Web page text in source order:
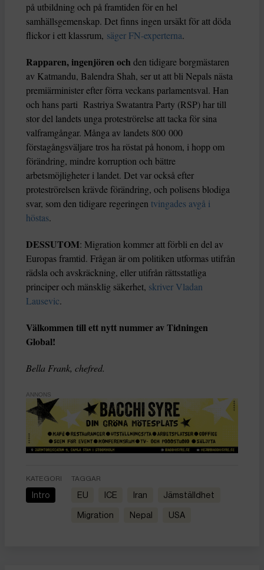
på utbildning och på framtiden för en hel
samhällsgemenskap. Det finns ingen ursäkt för att döda
flickor i ett klassrum, säger FN-experterna.
Rapparen, ingenjören och den tidigare borgmästaren
av Katmandu, Balendra Shah, ser ut att bli Nepals nästa
premiärminister efter förra veckans parlamentsval. Han
och hans parti Rastriya Swatantra Party (RSP) har till
stor del landets unga proteströrelse att tacka för sina
valframgångar. Många av landets 800 000
förstagångsväljare tros ha röstat på honom, i hopp om
förändring, mindre korruption och bättre
arbetsmöjligheter i landet. Det var också efter
proteströrelsen krävde förändring, och polisens blodiga
svar, som den tidigare regeringen tvingades avgå i
höstas.
DESSUTOM: Migration kommer att förbli en del av
Europas framtid. Frågan är om politiken utformas utifrån
rädsla och avskräckning, eller utifrån rättsstatliga
principer och mänsklig säkerhet, skriver Vladan
Lausevic.
Välkommen till ett nytt nummer av Tidningen
Global!
Bella Frank, chefred.
ANNONS
KATEGORI
Intro
TAGGAR
EU ICE Iran Jämställdhet
migration Nepal USA